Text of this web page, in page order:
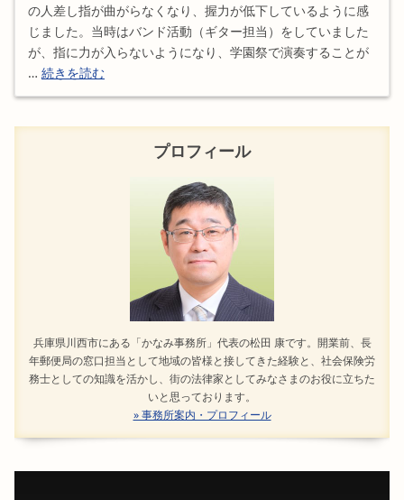
の人差し指が曲がらなくなり、握力が低下しているように感
じました。当時はバンド活動（ギター担当）をしていました
が、指に力が入らないようになり、学園祭で演奏することが
… 続きを読む
プロフィール
兵庫県川西市にある「かなみ事務所」代表の松田 康です。開業前、長
年郵便局の窓口担当として地域の皆様と接してきた経験と、社会保険労
務士としての知識を活かし、街の法律家としてみなさまのお役に立ちた
いと思っております。
» 事務所案内・プロフィール